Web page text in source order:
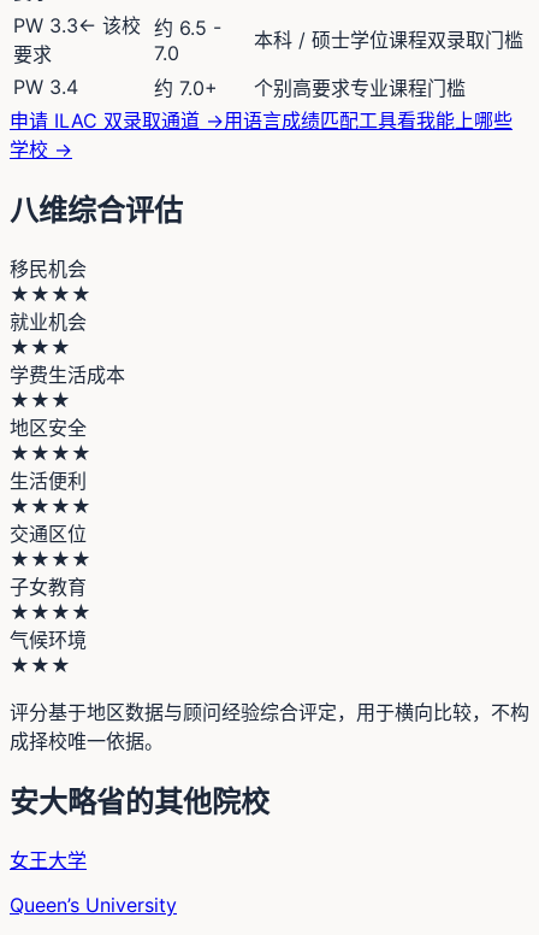
PW 3.3← 该校
要求
约 6.5 -
7.0
本科 / 硕士学位课程双录取门槛
PW 3.4
约 7.0+
个别高要求专业课程门槛
申请 ILAC 双录取通道 →用语言成绩匹配工具看我能上哪些
学校 →
八维综合评估
移民机会
★★★★
就业机会
★★★
学费生活成本
★★★
地区安全
★★★★
生活便利
★★★★
交通区位
★★★★
子女教育
★★★★
气候环境
★★★
评分基于地区数据与顾问经验综合评定，用于横向比较，不构
成择校唯一依据。
安大略省的其他院校
女王大学
Queen’s University